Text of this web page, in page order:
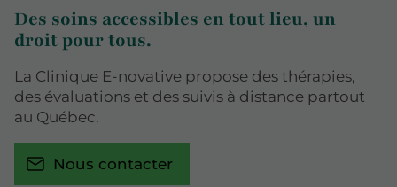
Des soins accessibles en tout lieu, un
droit pour tous.
La Clinique E-novative propose des thérapies,
des évaluations et des suivis à distance partout
au Québec.
Nous contacter